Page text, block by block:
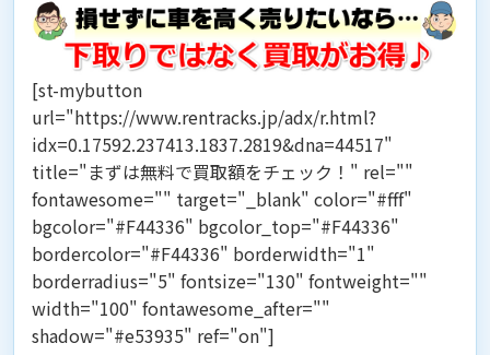
[st-mybutton
url="https://www.rentracks.jp/adx/r.html?
idx=0.17592.237413.1837.2819&dna=44517"
title="まずは無料で買取額をチェック！" rel=""
fontawesome="" target="_blank" color="#fff"
bgcolor="#F44336" bgcolor_top="#F44336"
bordercolor="#F44336" borderwidth="1"
borderradius="5" fontsize="130" fontweight=""
width="100" fontawesome_after=""
shadow="#e53935" ref="on"]